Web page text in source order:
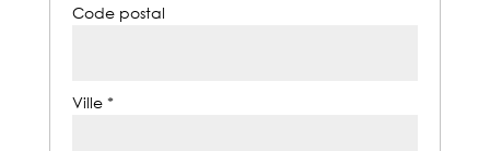
Code postal
Ville *